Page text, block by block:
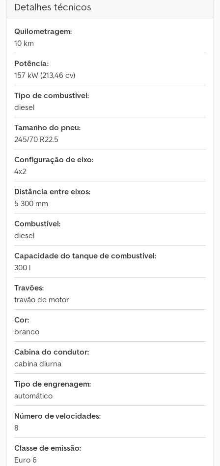
Detalhes técnicos
Quilometragem:
10 km
Potência:
157 kW (213,46 cv)
Tipo de combustível:
diesel
Tamanho do pneu:
245/70 R22.5
Configuração de eixo:
4x2
Distância entre eixos:
5 300 mm
Combustível:
diesel
Capacidade do tanque de combustível:
300 l
Travões:
travão de motor
Cor:
branco
Cabina do condutor:
cabina diurna
Tipo de engrenagem:
automático
Número de velocidades:
8
Classe de emissão:
Euro 6